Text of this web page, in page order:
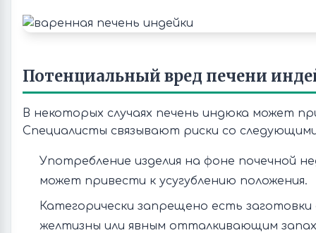
Потенциальный вред печени
В некоторых случаях печень индюка может
Специалисты связывают риски со
Употребление изделия на фоне почечной
может привести к усугублению положения.
Категорически запрещено есть заготовки
желтизны или явным отталкивающим